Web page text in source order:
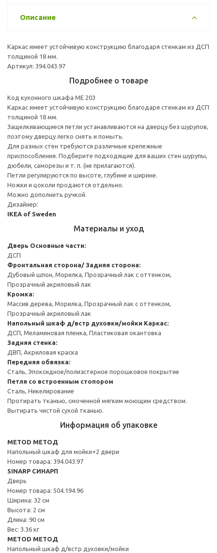
Описание
Каркас имеет устойчивую конструкцию благодаря стенкам из ДСП
толщиной 18 мм.
Артикул: 394.043.97
Подробнее о товаре
Код кухонного шкафа ME 203
Каркас имеет устойчивую конструкцию благодаря стенкам из ДСП
толщиной 18 мм.
Защелкивающиеся петли устанавливаются на дверцу без шурупов,
поэтому дверцу легко снять и помыть.
Для разных стен требуются различные крепежные
приспособления. Подберите подходящие для ваших стен шурупы,
дюбели, саморезы и т. п. (не прилагаются).
Петли регулируются по высоте, глубине и ширине.
Ножки и цоколи продаются отдельно.
Можно дополнить ручкой.
Дизайнер:
IKEA of Sweden
Материалы и уход
Дверь Основные части:
ДСП
Фронтальная сторона/ Задняя сторона:
Дубовый шпон, Морилка, Прозрачный лак с оттенком,
Прозрачный акриловый лак
Кромка:
Массив дерева, Морилка, Прозрачный лак с оттенком,
Прозрачный акриловый лак
Напольный шкаф д/встр духовки/мойки Каркас:
ДСП, Меламиновая пленка, Пластиковая окантовка
Задняя стенка:
ДВП, Акриловая краска
Передняя обвязка:
Сталь, Эпоксидное/полиэстерное порошковое покрытие
Петля со встроенным стопором
Сталь, Никелирование
Протирать тканью, смоченной мягким моющим средством.
Вытирать чистой сухой тканью.
Информация об упаковке
METOD МЕТОД
Напольный шкаф для мойки+2 двери
Номер товара: 394.043.97
SINARP СИНАРП
Дверь
Номер товара: 504.194.96
Ширина: 32 см
Высота: 2 см
Длина: 90 см
Вес: 3.36 кг
METOD МЕТОД
Напольный шкаф д/встр духовки/мойки